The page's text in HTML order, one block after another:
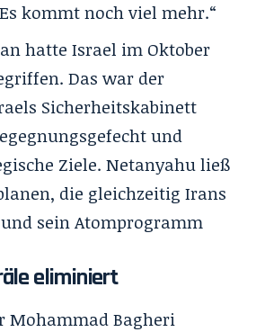
kommt noch viel mehr.“
hatte Israel im Oktober
Das war der
Sicherheitskabinett
und
Ziele. Netanyahu ließ
die gleichzeitig Irans
sein Atomprogramm
eliminiert
Mohammad Bagheri